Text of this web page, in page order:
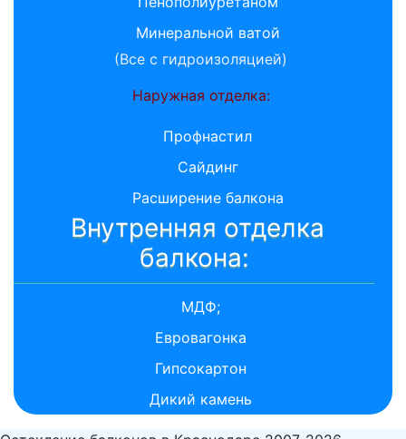
Минеральной ватой
(Все с гидроизоляцией)
Наружная отделка:
Профнастил
Сайдинг
Расширение балкона
Внутренняя отделка
балкона:
МДФ;
Евровагонка
Гипсокартон
Дикий камень